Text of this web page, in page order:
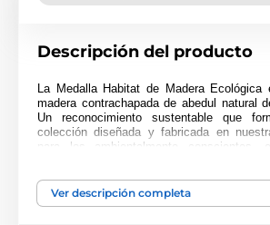
Descripción del producto
La Medalla Habitat de Madera Ecológica
madera contrachapada de abedul natural
Un reconocimiento sustentable que
colección diseñada y fabricada en
para los ambientalmente conscientes,
Impresa a full color, esta medalla es
única. Elija entre tres tamaños muy
Ver descripción completa